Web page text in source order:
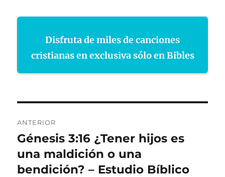
Disfruta de miles de canciones
cristianas en exclusiva sólo en Bibles
de
entradas
ANTERIOR
Entrada
anterior:
Génesis 3:16 ¿Tener hijos es
una maldición o una
bendición? – Estudio Bíblico